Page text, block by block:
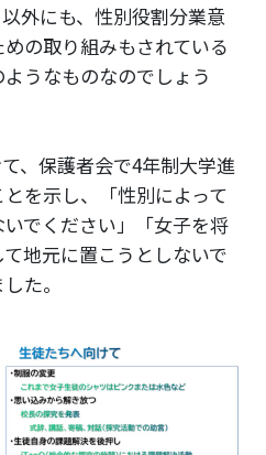
外にも、性別役割分業意
の取り組みもされている
うなものなのでしょう
、保護者会で4年制大学進
を示し、「性別によって
でください」「女子を将
地元に置こうとしないで
た。